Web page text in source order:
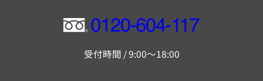
フ
ー
受付時間 / 9:00～18:00